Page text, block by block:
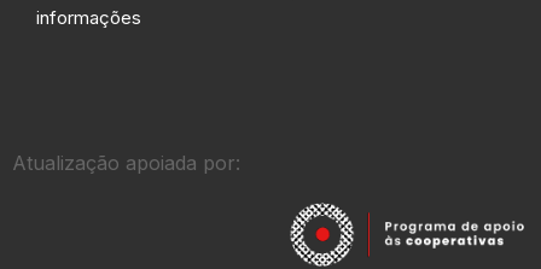
informações
Atualização apoiada por: